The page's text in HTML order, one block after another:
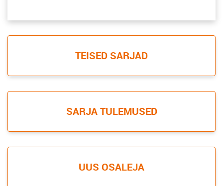
TEISED SARJAD
SARJA TULEMUSED
UUS OSALEJA